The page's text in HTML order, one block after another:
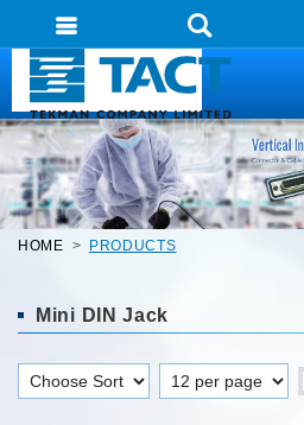
HOME PRODUCTS
Mini DIN Jack